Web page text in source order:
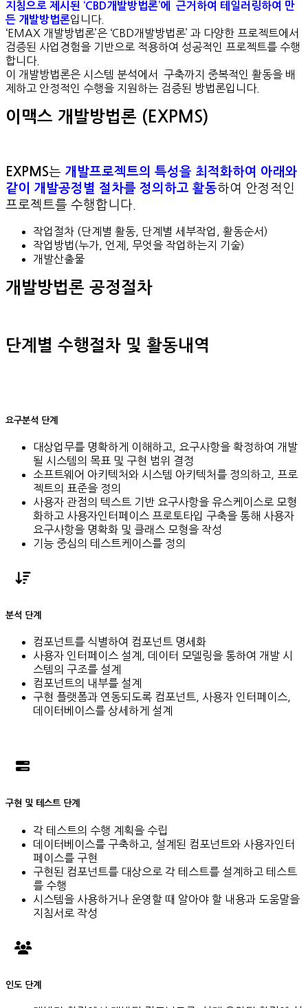
지침으로 제시된 ‘CBD개발방법론’에 근거하여 테일러링하여 만
든 개발방법론입니다.
‘EMAX 개발방법론’은 ‘CBD개발방법론’ 과 다양한 프로젝트에서
검증된 사업경험을 기반으로 적용하여 성공적인 프로젝트를 수행
합니다.
이 개발방법론은 시스템 분석에서 구축까지 중복적인 활동을 배
제하고 안정적인 수행을 지원하는 검증된 방법론입니다.
이맥스 개발방법론 (EXPMS)
EXPMS는 개발프로젝트의 특성을 최적화하여 아래와
같이 개발공정별 절차를 정의하고 활동하여 안정적인
프로젝트를 수행합니다.
작업절차 (단계별 활동, 단계별 세부작업, 활동순서)
작업방법(누가, 언제, 무엇을 작업하는지 기술)
개발산출물
개발방법론 공정절차
단계별 수행절차 및 활동내역
요구분석 단계
대상업무를 명확하게 이해하고, 요구사항을 확정하여 개발
될 시스템의 목표 및 구현 범위 결정
소프트웨어 아키텍처와 시스템 아키텍처를 정의하고, 프로
젝트의 표준을 정의
사용자 관점의 텍스트 기반 요구사항을 유스케이스로 모형
화하고 사용자인터페이스 프로토타입 구축을 통해 사용자
요구사항을 명확화 및 클래스 모형을 작성
기능 중심의 테스트케이스를 정의
분석 단계
컴포넌트를 식별하여 컴포넌트 명세화
사용자 인터페이스 설계, 데이터 모델링을 통하여 개발 시
스템의 구조를 설계
컴포넌트의 내부를 설계
구현 플랫폼과 연동되도록 컴포넌트, 사용자 인터페이스,
데이터베이스를 상세하게 설계
구현 및 테스트 단계
각 테스트의 수행 계획을 수립
데이터베이스를 구축하고, 설계된 컴포넌트와 사용자인터
페이스를 구현
구현된 컴포넌트를 대상으로 각 테스트를 설계하고 테스트
를 수행
시스템을 사용하거나 운영할 때 알아야 할 내용과 도움말을
지침서로 작성
인도 단계